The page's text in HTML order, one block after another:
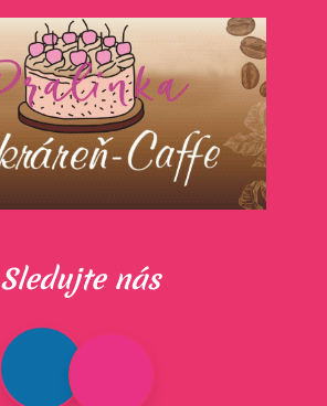
Sledujte nás